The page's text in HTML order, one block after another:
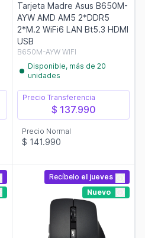
Tarjeta Madre Asus B650M-
AYW AMD AM5 2*DDR5
2*M.2 WiFi6 LAN Bt5.3 HDMI
USB
B650M-AYW WIFI
Disponible, más de 20
unidades
Precio Transferencia
$ 137.990
Precio Normal
$ 141.990
Recíbelo el jueves
Nuevo